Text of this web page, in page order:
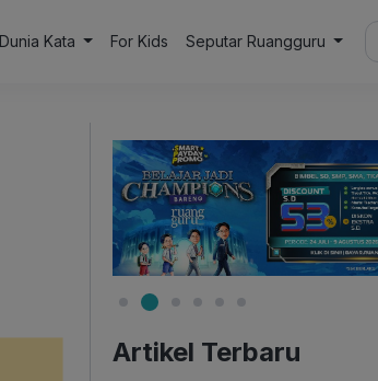
Dunia Kata For Kids Seputar Ruangguru
Artikel Terbaru